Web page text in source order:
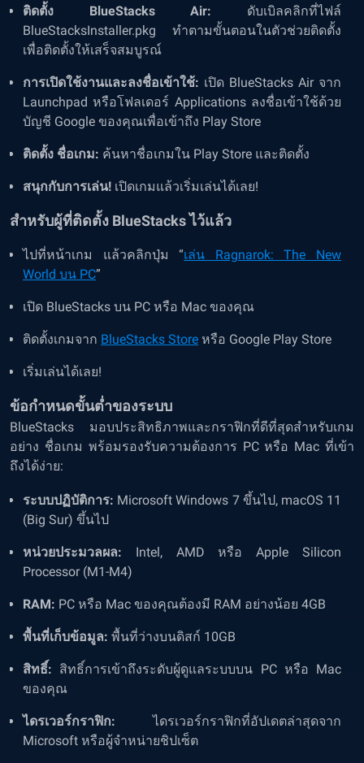
ติดตั้ง BlueStacks Air: ดับเบิลคลิกที่ไฟล์
BlueStacksInstaller.pkg ทำตามขั้นตอนในตัวช่วยติดตั้ง
เพื่อติดตั้งให้เสร็จสมบูรณ์
การเปิดใช้งานและลงชื่อเข้าใช้: เปิด BlueStacks Air จาก
Launchpad หรือโฟลเดอร์ Applications ลงชื่อเข้าใช้ด้วย
บัญชี Google ของคุณเพื่อเข้าถึง Play Store
ติดตั้ง ชื่อเกม: ค้นหาชื่อเกมใน Play Store และติดตั้ง
สนุกกับการเล่น! เปิดเกมแล้วเริ่มเล่นได้เลย!
สำหรับผู้ที่ติดตั้ง BlueStacks ไว้แล้ว
ไปที่หน้าเกม แล้วคลิกปุ่ม “เล่น Ragnarok: The New
World บน PC”
เปิด BlueStacks บน PC หรือ Mac ของคุณ
ติดตั้งเกมจาก BlueStacks Store หรือ Google Play Store
เริ่มเล่นได้เลย!
ข้อกำหนดขั้นต่ำของระบบ
BlueStacks มอบประสิทธิภาพและกราฟิกที่ดีที่สุดสำหรับเกม
อย่าง ชื่อเกม พร้อมรองรับความต้องการ PC หรือ Mac ที่เข้า
ถึงได้ง่าย:
ระบบปฏิบัติการ: Microsoft Windows 7 ขึ้นไป, macOS 11
(Big Sur) ขึ้นไป
หน่วยประมวลผล: Intel, AMD หรือ Apple Silicon
Processor (M1-M4)
RAM: PC หรือ Mac ของคุณต้องมี RAM อย่างน้อย 4GB
พื้นที่เก็บข้อมูล: พื้นที่ว่างบนดิสก์ 10GB
สิทธิ์: สิทธิ์การเข้าถึงระดับผู้ดูแลระบบบน PC หรือ Mac
ของคุณ
ไดรเวอร์กราฟิก: ไดรเวอร์กราฟิกที่อัปเดตล่าสุดจาก
Microsoft หรือผู้จำหน่ายชิปเซ็ต